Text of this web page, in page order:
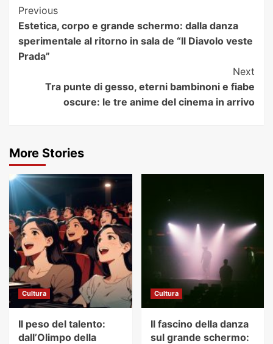
Post
Navigation
Previous
Estetica, corpo e grande schermo: dalla danza
sperimentale al ritorno in sala de “Il Diavolo veste
Prada”
Next
Tra punte di gesso, eterni bambinoni e fiabe
oscure: le tre anime del cinema in arrivo
More Stories
Cultura
Il peso del talento:
dall’Olimpo della
Cultura
Il fascino della danza
sul grande schermo: